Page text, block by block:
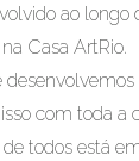
ao longo
Casa ArtRio.
com toda a
todos está